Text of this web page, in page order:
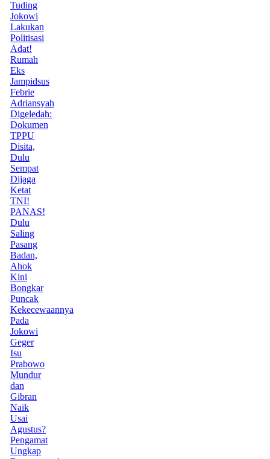
Tuding
Jokowi
Lakukan
Politisasi
Adat!
Rumah
Eks
Jampidsus
Febrie
Adriansyah
Digeledah:
Dokumen
TPPU
Disita,
Dulu
Sempat
Dijaga
Ketat
TNI!
PANAS!
Dulu
Saling
Pasang
Badan,
Ahok
Kini
Bongkar
Puncak
Kekecewaannya
Pada
Jokowi
Geger
Isu
Prabowo
Mundur
dan
Gibran
Naik
Usai
Agustus?
Pengamat
Ungkap